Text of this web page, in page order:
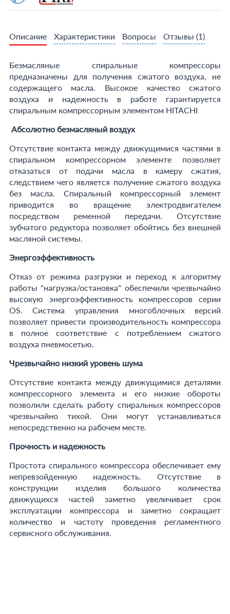
Описание Характеристики Вопросы Отзывы (1)
Безмасляные спиральные компрессоры
предназначены для получения сжатого воздуха, не
содержащего масла. Высокое качество сжатого
воздуха и надежность в работе гарантируется
спиральным компрессорным элементом HITACHI
Абсолютно безмасляный воздух
Отсутствие контакта между движущимися частями в
спиральном компрессорном элементе позволяет
отказаться от подачи масла в камеру сжатия,
следствием чего является получение сжатого воздуха
без масла. Спиральный компрессорный элемент
приводится во вращение электродвигателем
посредством ременной передачи. Отсутствие
зубчатого редуктора позволяет обойтись без внешней
масляной системы.
Энергоэффективность
Отказ от режима разгрузки и переход к алгоритму
работы "нагрузка/остановка" обеспечили чрезвычайно
высокую энергоэффективность компрессоров серии
OS. Система управления многоблочных версий
позволяет привести производительность компрессора
в полное соответствие с потреблением сжатого
воздуха пневмосетью.
Чрезвычайно низкий уровень шума
Отсутствие контакта между движущимися деталями
компрессорного элемента и его низкие обороты
позволили сделать работу спиральных компрессоров
чрезвычайно тихой. Они могут устанавливаться
непосредственно на рабочем месте.
Прочность и надежность
Простота спирального компрессора обеспечивает ему
непревзойденную надежность. Отсутствие в
конструкции изделия большого количества
движущихся частей заметно увеличивает срок
эксплуатации компрессора и заметно сокращает
количество и частоту проведения регламентного
сервисного обслуживания.